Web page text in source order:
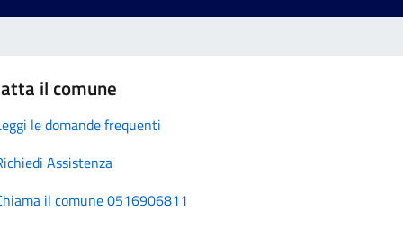
il comune
le domande frequenti
Assistenza
il comune 0516906811